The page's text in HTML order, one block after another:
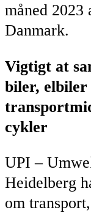
måned
Danmark.
Vigtigt at
biler, elbiler
cykler
UPI –
Heidelberg
om